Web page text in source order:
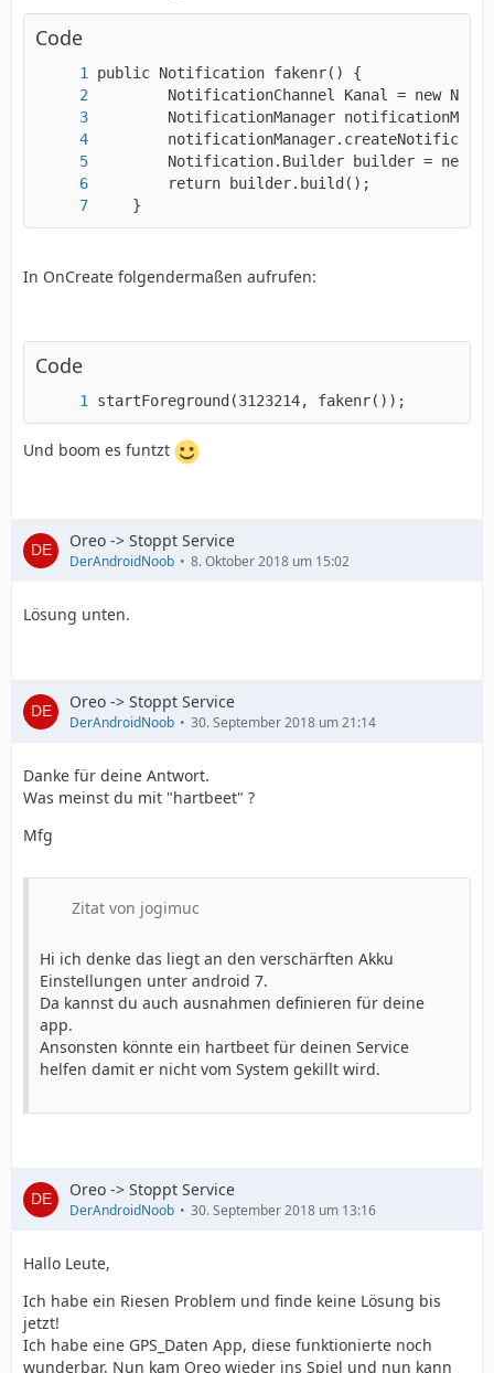
Code
    }
In OnCreate folgendermaßen aufrufen:
Code
startForeground(3123214, fakenr());
Und boom es funtzt
Oreo -> Stoppt Service
DerAndroidNoob 8. Oktober 2018 um 15:02
Lösung unten.
Oreo -> Stoppt Service
DerAndroidNoob 30. September 2018 um 21:14
Danke für deine Antwort.
Was meinst du mit "hartbeet" ?
Mfg
Zitat von jogimuc
Hi ich denke das liegt an den verschärften Akku
Einstellungen unter android 7.
Da kannst du auch ausnahmen definieren für deine
app.
Ansonsten könnte ein hartbeet für deinen Service
helfen damit er nicht vom System gekillt wird.
Oreo -> Stoppt Service
DerAndroidNoob 30. September 2018 um 13:16
Hallo Leute,
Ich habe ein Riesen Problem und finde keine Lösung bis
jetzt!
Ich habe eine GPS_Daten App, diese funktionierte noch
wunderbar. Nun kam Oreo wieder ins Spiel und nun kann